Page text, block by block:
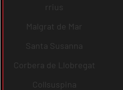
rrius
Malgrat de Mar
Santa Susanna
Corbera de Llobregat
Collsuspina